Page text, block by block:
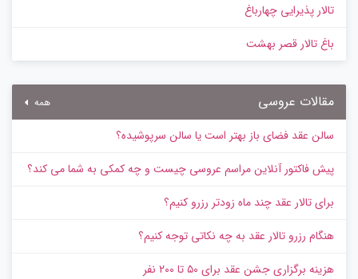
تالار پذیرایی چهارباغ
باغ تالار قصر بهشت
مقالات عروسی همه
سالن عقد فضای باز بهتر است یا سالن سرپوشیده؟
پیش‌ فاکتور آنلاین مراسم عروسی چیست و چه کمکی به شما می کند؟
برای تالار عقد چند ماه زودتر رزرو کنیم؟
هنگام رزرو تالار عقد به چه نکاتی توجه کنیم؟
هزینه برگزاری جشن عقد برای ۵۰ تا ۲۰۰ نفر